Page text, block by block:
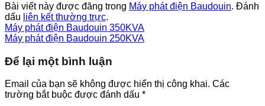
Bài viết này được đăng trong Máy phát điện Baudouin. Đánh
dấu liên kết thường trực.
Máy phát điện Baudouin 350KVA
Máy phát điện Baudouin 250KVA
Để lại một bình luận
Email của bạn sẽ không được hiển thị công khai. Các
trường bắt buộc được đánh dấu *